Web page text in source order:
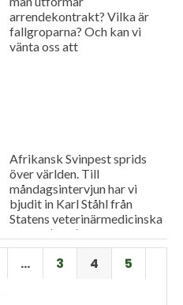
arrendekontrakt? Vilka är
fallgroparna? Och kan vi
vänta oss att
Afrikansk Svinpest sprids
över världen. Till
måndagsintervjun har vi
bjudit in Karl Ståhl från
Statens veterinärmedicinska
anstalt (SVA) för att prata
om riskerna för spridning till
Sverige, och vilka
förebyggande åtgärder som
… 3 4
5